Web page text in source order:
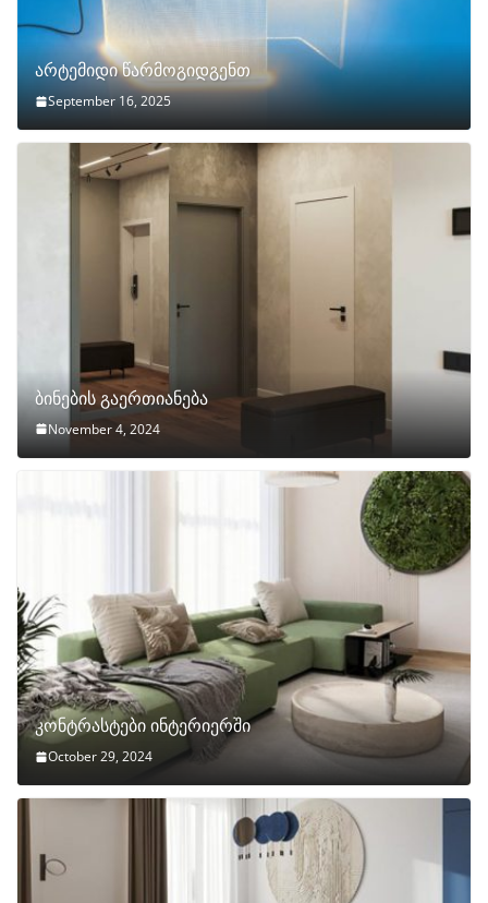
არტემიდი წარმოგიდგენთ
September 16, 2025
ბინების გაერთიანება
November 4, 2024
კონტრასტები ინტერიერში
October 29, 2024